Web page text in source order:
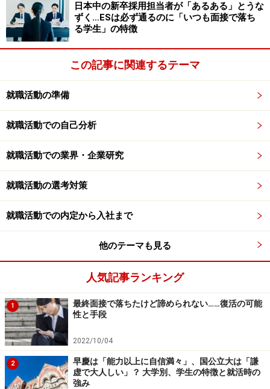
日本中の新卒採用担当者が「あるある」とうな
ずく…ESは必ず通るのに「いつも面接で落ち
る学生」の特徴
この記事に関連するテーマ
就職活動の準備
就職活動での自己分析
就職活動での業界・企業研究
就職活動の選考対策
就職活動での内定から入社まで
他のテーマも見る
人気記事ランキング
1
最終面接で落ちたけど諦められない……復活の可能
性と手段
2022/10/04
2
早慶は「能力以上に自信満々」、国公立大は「謙
虚で大人しい」？ 大学別、学生の特徴と就活時の
強み